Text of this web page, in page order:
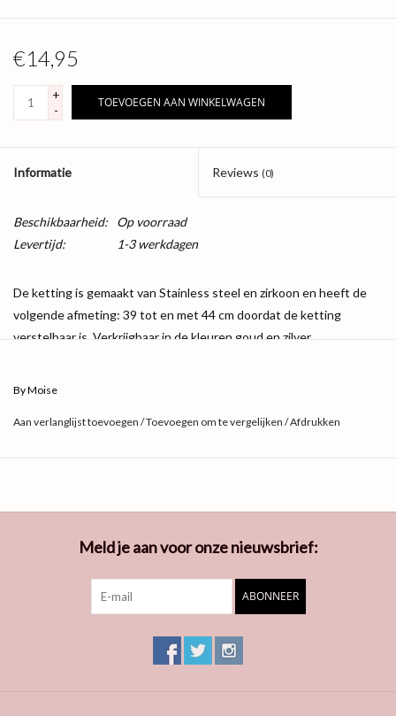
€14,95
+
-
TOEVOEGEN AAN WINKELWAGEN
Informatie Reviews (0)
Beschikbaarheid:
Op voorraad
Levertijd:
1-3 werkdagen
De ketting is gemaakt van Stainless steel en zirkoon en heeft de
volgende afmeting: 39 tot en met 44 cm doordat de ketting
verstelbaar is. Verkrijgbaar in de kleuren goud en zilver.
Kleur: Goud
By Moise
Aan verlanglijst toevoegen /Toevoegen om te vergelijken /Afdrukken
Meld je aan voor onze nieuwsbrief:
ABONNEER